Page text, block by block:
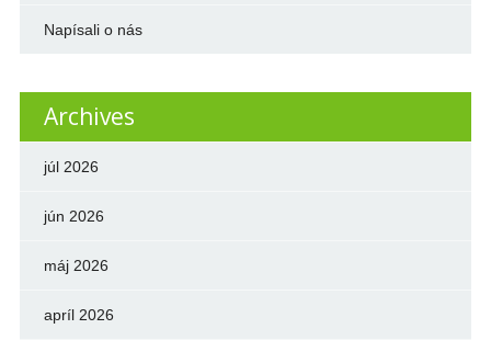
Napísali o nás
Archives
júl 2026
jún 2026
máj 2026
apríl 2026